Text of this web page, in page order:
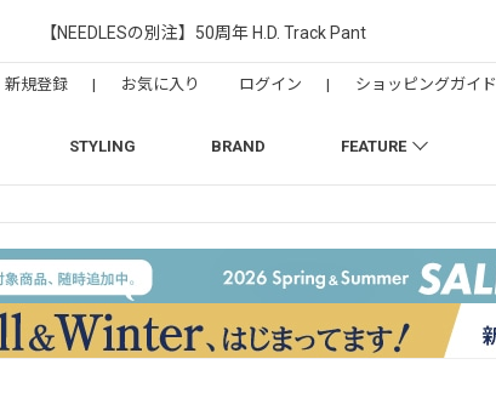
【NEEDLESの別注】50周年 H.D. Track Pant
STYLING BRAND FEATURE
新規登録 | お気に入り ログイン | ショッピングガイド